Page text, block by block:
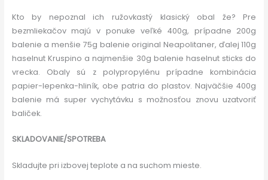
Kto by nepoznal ich ružovkastý klasický obal že? Pre
bezmliekačov majú v ponuke veľké 400g, prípadne 200g
balenie a menšie 75g balenie original Neapolitaner, ďalej 110g
haselnut Kruspino a najmenšie 30g balenie haselnut sticks do
vrecka. Obaly sú z polypropylénu prípadne kombinácia
papier-lepenka-hliník, obe patria do plastov. Najväčšie 400g
balenie má super vychytávku s možnosťou znovu uzatvoriť
baliček.
SKLADOVANIE/SPOTREBA
Skladujte pri izbovej teplote a na suchom mieste.